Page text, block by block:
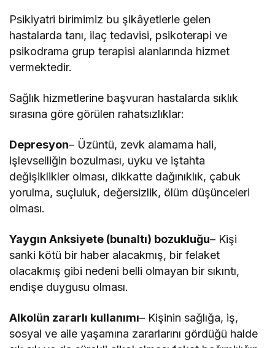
Psikiyatri birimimiz bu şikâyetlerle gelen
hastalarda tanı, ilaç tedavisi, psikoterapi ve
psikodrama grup terapisi alanlarında hizmet
vermektedir.
Sağlık hizmetlerine başvuran hastalarda sıklık
sırasına göre görülen rahatsızlıklar:
Depresyon– Üzüntü, zevk alamama hali,
işlevselliğin bozulması, uyku ve iştahta
değişiklikler olması, dikkatte dağınıklık, çabuk
yorulma, suçluluk, değersizlik, ölüm düşünceleri
olması.
Yaygın Anksiyete (bunaltı) bozukluğu– Kişi
sanki kötü bir haber alacakmış, bir felaket
olacakmış gibi nedeni belli olmayan bir sıkıntı,
endişe duygusu olması.
Alkolün zararlı kullanımı– Kişinin sağlığa, iş,
sosyal ve aile yaşamına zararlarını gördüğü halde